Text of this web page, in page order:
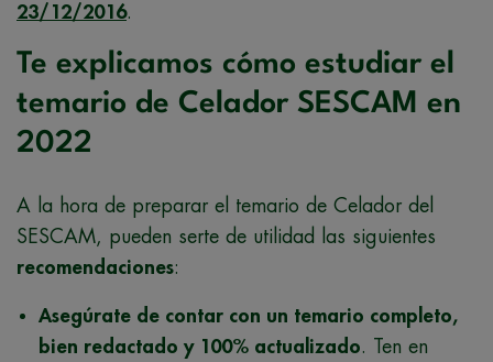
23/12/2016.
Te explicamos cómo estudiar el
temario de Celador SESCAM en
2022
A la hora de preparar el temario de Celador del
SESCAM, pueden serte de utilidad las siguientes
recomendaciones:
Asegúrate de contar con un temario completo,
bien redactado y 100% actualizado. Ten en